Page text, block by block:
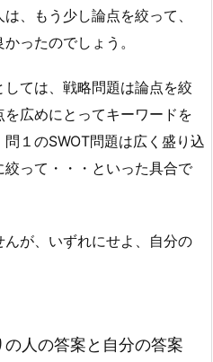
、もう少し論点を絞って、
ったのでしょう。
ては、戦略問題は論点を絞
広めにとってキーワードを
１のSWOT問題は広く盛り込
って・・・といった具合で
が、いずれにせよ、自分の
人の答案と自分の答案